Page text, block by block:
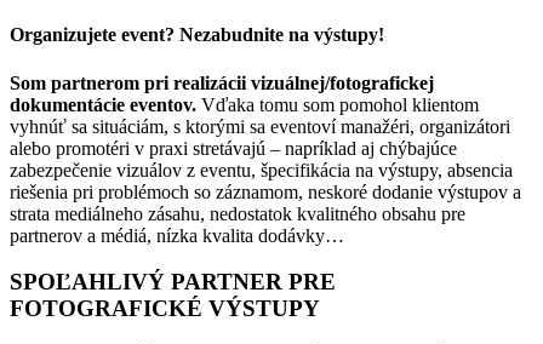
Organizujete event? Nezabudnite na výstupy!
Som partnerom pri realizácii vizuálnej/fotografickej
dokumentácie eventov. Vďaka tomu som pomohol klientom
vyhnúť sa situáciám, s ktorými sa eventoví manažéri, organizátori
alebo promotéri v praxi stretávajú – napríklad aj chýbajúce
zabezpečenie vizuálov z eventu, špecifikácia na výstupy, absencia
riešenia pri problémoch so záznamom, neskoré dodanie výstupov a
strata mediálneho zásahu, nedostatok kvalitného obsahu pre
partnerov a médiá, nízka kvalita dodávky…
SPOĽAHLIVÝ PARTNER PRE
FOTOGRAFICKÉ VÝSTUPY